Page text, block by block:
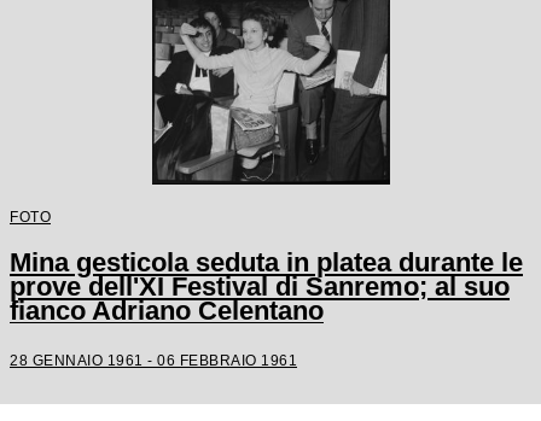
FOTO
Mina gesticola seduta in platea durante le
prove dell'XI Festival di Sanremo; al suo
fianco Adriano Celentano
28 GENNAIO 1961 - 06 FEBBRAIO 1961